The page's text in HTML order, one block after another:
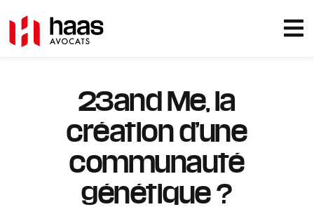
23and Me, la
création d’une
communauté
génétique ?